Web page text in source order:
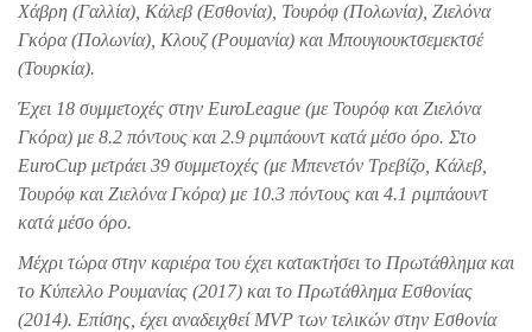
Χάβρη (Γαλλία), Κάλεβ (Εσθονία), Τουρόφ (Πολωνία), Ζιελόνα
Γκόρα (Πολωνία), Κλουζ (Ρουμανία) και Μπουγιουκτσεμεκτσέ
(Τουρκία).
Έχει 18 συμμετοχές στην EuroLeague (με Τουρόφ και Ζιελόνα
Γκόρα) με 8.2 πόντους και 2.9 ριμπάουντ κατά μέσο όρο. Στο
EuroCup μετράει 39 συμμετοχές (με Μπενετόν Τρεβίζο, Κάλεβ,
Τουρόφ και Ζιελόνα Γκόρα) με 10.3 πόντους και 4.1 ριμπάουντ
κατά μέσο όρο.
Μέχρι τώρα στην καριέρα του έχει κατακτήσει το Πρωτάθλημα και
το Κύπελλο Ρουμανίας (2017) και το Πρωτάθλημα Εσθονίας
(2014). Επίσης, έχει αναδειχθεί MVP των τελικών στην Εσθονία